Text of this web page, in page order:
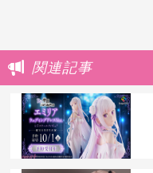
関連記事